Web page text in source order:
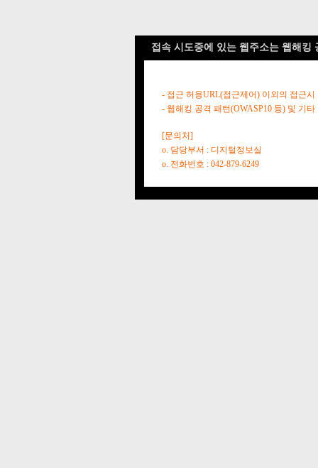
접속 시도중에 있는 웹주소는 웹해킹
- 접근 허용URL(접근제어) 이외의 접근시
- 웹해킹 공격 패턴(OWASP10 등) 및 기
[문의처]
o. 담당부서 : 디지털정보실
o. 전화번호 : 042-879-6249